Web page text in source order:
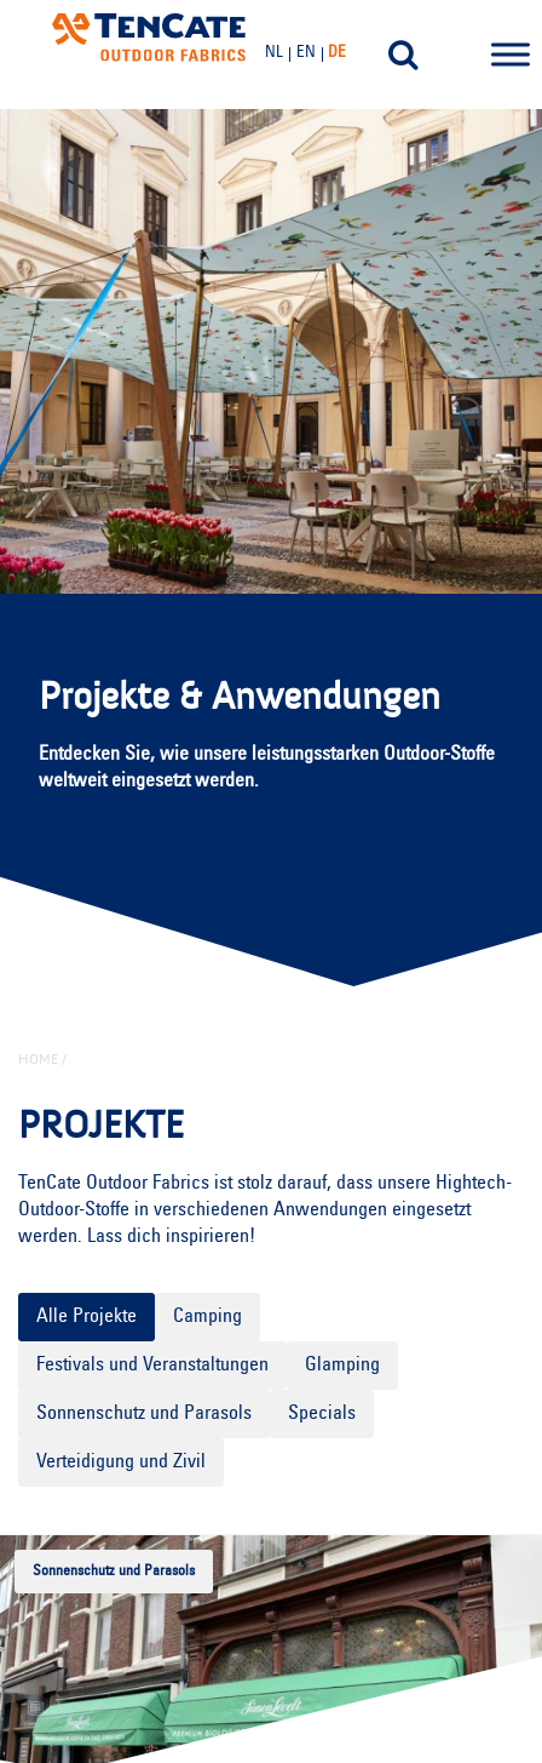
NL EN DE
Projekte & Anwendungen
Entdecken Sie, wie unsere leistungsstarken Outdoor-Stoffe
weltweit eingesetzt werden.
HOME /
PROJEKTE
TenCate Outdoor Fabrics ist stolz darauf, dass unsere Hightech-
Outdoor-Stoffe in verschiedenen Anwendungen eingesetzt
werden. Lass dich inspirieren!
Alle Projekte Camping
Festivals und Veranstaltungen Glamping
Sonnenschutz und Parasols Specials
Verteidigung und Zivil
Sonnenschutz und Parasols